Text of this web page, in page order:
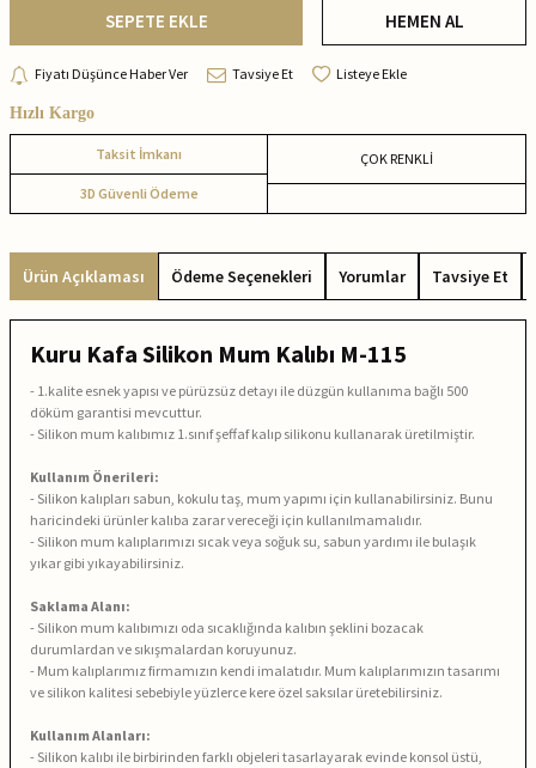
SEPETE EKLE HEMEN AL
Fiyatı Düşünce Haber Ver Tavsiye Et Listeye Ekle
Hızlı Kargo
Taksit İmkanı
3D Güvenli Ödeme
ÇOK RENKLİ
Ürün Açıklaması Ödeme Seçenekleri Yorumlar Tavsiye Et
Kuru Kafa Silikon Mum Kalıbı M-115
- 1.kalite esnek yapısı ve pürüzsüz detayı ile düzgün kullanıma bağlı 500
döküm garantisi mevcuttur.
- Silikon mum kalıbımız 1.sınıf şeffaf kalıp silikonu kullanarak üretilmiştir.
Kullanım Önerileri:
- Silikon kalıpları sabun, kokulu taş, mum yapımı için kullanabilirsiniz. Bunu
haricindeki ürünler kalıba zarar vereceği için kullanılmamalıdır.
- Silikon mum kalıplarımızı sıcak veya soğuk su, sabun yardımı ile bulaşık
yıkar gibi yıkayabilirsiniz.
Saklama Alanı:
- Silikon mum kalıbımızı oda sıcaklığında kalıbın şeklini bozacak
durumlardan ve sıkışmalardan koruyunuz.
- Mum kalıplarımız firmamızın kendi imalatıdır. Mum kalıplarımızın tasarımı
ve silikon kalitesi sebebiyle yüzlerce kere özel saksılar üretebilirsiniz.
Kullanım Alanları:
- Silikon kalıbı ile birbirinden farklı objeleri tasarlayarak evinde konsol üstü,